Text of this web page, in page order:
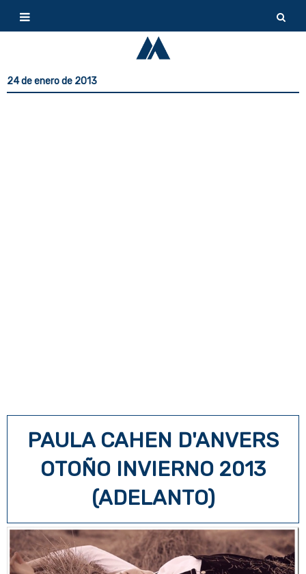
24 de enero de 2013
PAULA CAHEN D'ANVERS
OTOÑO INVIERNO 2013
(ADELANTO)